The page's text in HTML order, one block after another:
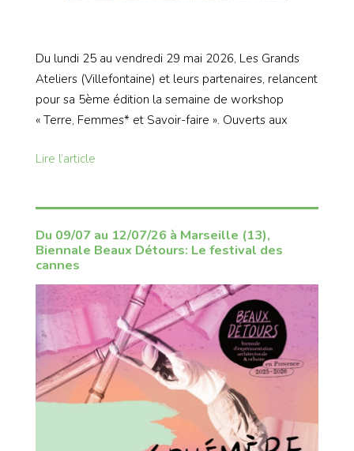
Du lundi 25 au vendredi 29 mai 2026, Les Grands
Ateliers (Villefontaine) et leurs partenaires, relancent
pour sa 5ème édition la semaine de workshop
« Terre, Femmes* et Savoir-faire ». Ouverts aux
Lire l’article
Du 09/07 au 12/07/26 à Marseille (13),
Biennale Beaux Détours: Le festival des
cannes